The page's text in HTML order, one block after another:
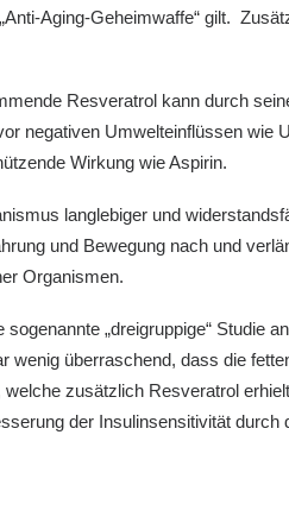
Aging-Geheimwaffe“ gilt.
Resveratrol kann durch
negativen Umwelteinflüssen wie
Wirkung wie Aspirin.
langlebiger und
und Bewegung nach und
Organismen.
„dreigruppige“ Studie
überraschend, dass die
zusätzlich Resveratrol
der Insulinsensitivität durch